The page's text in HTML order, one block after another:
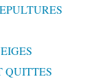
QUITTES